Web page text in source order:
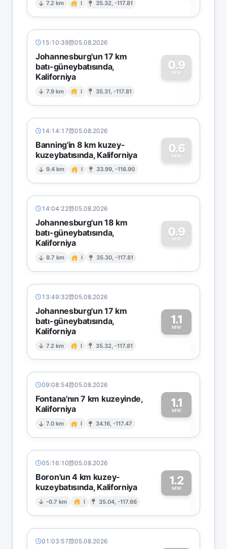
7.2 km I 35.32, -117.81
15:10:39 05.08.2026
Johannesburg'un 17 km
batı-güneybatısında,
Kaliforniya
7.9 km I 35.31, -117.81
0.9
MW
0
14:14:17 05.08.2026
Banning'in 8 km kuzey-
kuzeybatısında, Kaliforniya
9.4 km I 33.99, -116.90
0.6
MW
0
14:04:22 05.08.2026
Johannesburg'un 18 km
batı-güneybatısında,
Kaliforniya
8.7 km I 35.30, -117.81
0.9
MW
0
13:49:32 05.08.2026
Johannesburg'un 17 km
batı-güneybatısında,
Kaliforniya
7.2 km I 35.32, -117.81
1.1
MW
1
09:08:54 05.08.2026
Fontana'nın 7 km kuzeyinde,
Kaliforniya
7.0 km I 34.16, -117.47
1.1
MW1
05:16:10 05.08.2026
Boron'un 4 km kuzey-
kuzeybatısında, Kaliforniya
-0.7 km I 35.04, -117.66
1.2
MW1
01:03:57 05.08.2026